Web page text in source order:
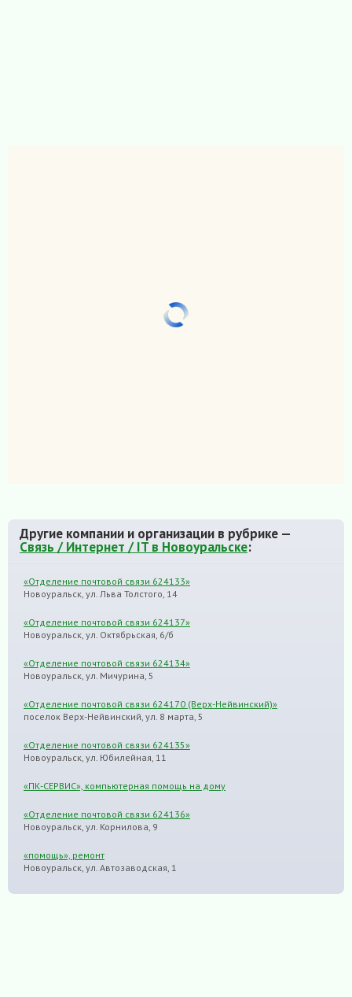
Другие компании и организации в рубрике —
Связь / Интернет / IT в Новоуральске:
«Отделение почтовой связи 624133»
Новоуральск, ул. Льва Толстого, 14
«Отделение почтовой связи 624137»
Новоуральск, ул. Октябрьская, 6/б
«Отделение почтовой связи 624134»
Новоуральск, ул. Мичурина, 5
«Отделение почтовой связи 624170 (Верх-Нейвинский)»
поселок Верх-Нейвинский, ул. 8 марта, 5
«Отделение почтовой связи 624135»
Новоуральск, ул. Юбилейная, 11
«ПК-СЕРВИС», компьютерная помощь на дому
«Отделение почтовой связи 624136»
Новоуральск, ул. Корнилова, 9
«помощь», ремонт
Новоуральск, ул. Автозаводская, 1